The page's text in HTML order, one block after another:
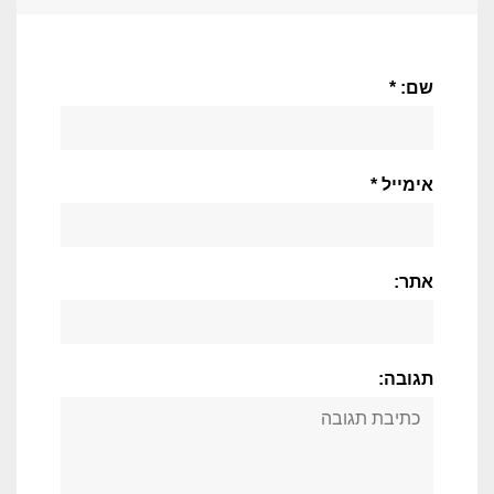
שם: *
אימייל *
אתר:
תגובה: